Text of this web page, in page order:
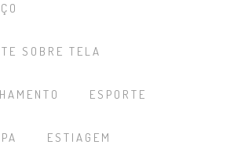
SOBRE TELA
ESPORTE
ESTIAGEM